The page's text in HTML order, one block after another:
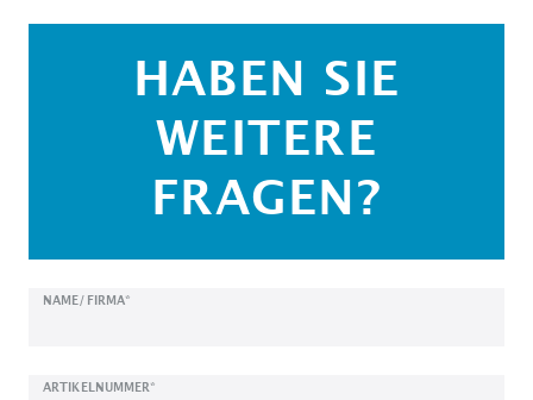
HABEN SIE
WEITERE
FRAGEN?
NAME/FIRMA*
ARTIKELNUMMER*
Ceres::Template.mailFormHoneypotLabel